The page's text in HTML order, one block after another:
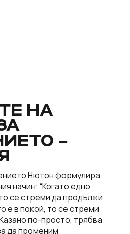
НА
–
Нютон формулира
начин: “Когато едно
се стреми да продължи
е в покой, то се стреми
по-просто, трябва
да променим